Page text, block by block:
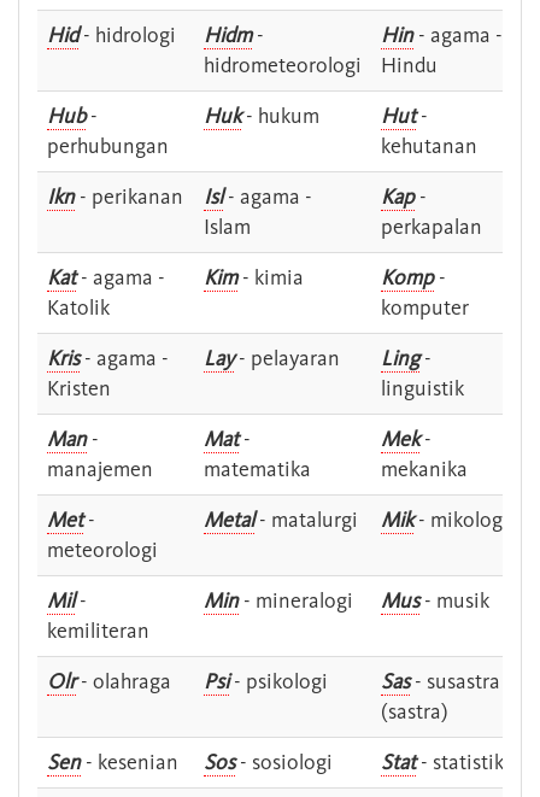
Hid- hidrologi Hidm-
hidrometeorologi
Hin- agama -
Hindu
Hub-
perhubungan
Huk- hukum Hut-
kehutanan
Ikn- perikanan Isl- agama -
Islam
Kap-
perkapalan
Kat- agama -
Katolik
Kim- kimia Komp-
komputer
Kris- agama -
Kristen
Lay- pelayaran Ling-
linguistik
Man-
manajemen
Mat-
matematika
Mek-
mekanika
Met-
meteorologi
Metal- matalurgi Mik- mikologi
Mil-
kemiliteran
Min- mineralogi Mus- musik
Olr- olahraga Psi- psikologi Sas- susastra -
(sastra)
Sen- kesenian Sos- sosiologi Stat- statistik